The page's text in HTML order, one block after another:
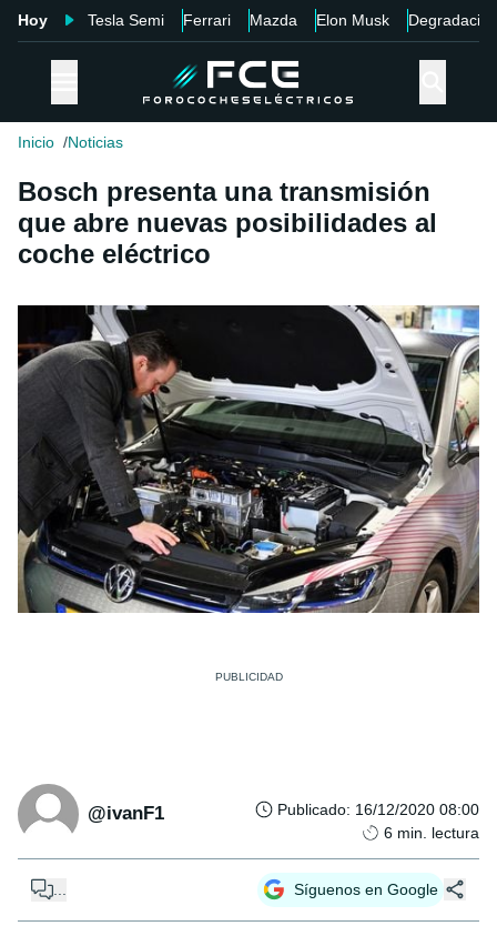
Hoy Tesla Semi Ferrari Mazda Elon Musk Degradación
Inicio Noticias
Bosch presenta una transmisión
que abre nuevas posibilidades al
coche eléctrico
@ivanF1 Publicado: 16/12/2020 08:00
6 min. lectura
Síguenos en Google